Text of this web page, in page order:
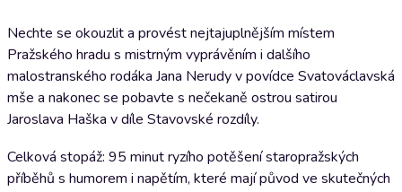
Nechte se okouzlit a provést nejtajuplnějším místem
Pražského hradu s mistrným vyprávěním i dalšího
malostranského rodáka Jana Nerudy v povídce Svatováclavská
mše a nakonec se pobavte s nečekaně ostrou satirou
Jaroslava Haška v díle Stavovské rozdíly.
Celková stopáž: 95 minut ryzího potěšení staropražských
příběhů s humorem i napětím, které mají původ ve skutečných